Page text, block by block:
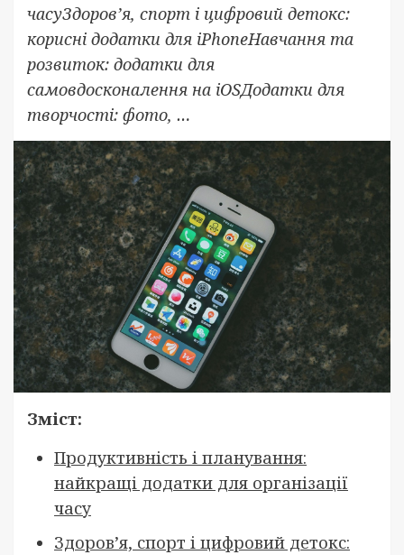
часуЗдоров’я, спорт і цифровий детокс:
корисні додатки для iPhoneНавчання та
розвиток: додатки для
самовдосконалення на iOSДодатки для
творчості: фото, …
Зміст:
Продуктивність і планування:
найкращі додатки для організації
часу
Здоров’я, спорт і цифровий детокс: